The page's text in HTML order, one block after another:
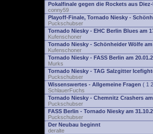
Pokalfinale gegen die Rockets aus
conny59
Playoff-Finale, Tornado Niesky -
Puckschubser
Tornado Niesky - EHC Berlin Blues am
Kufenschoner
Tornado Niesky - Schönheider Wölfe am
Kufenschoner
Tornado Niesky - FASS Berlin am
Murks
Tornado Niesky - TAG Salzgitter
Puckschubser
Wissenswertes - Allgemeine Fragen ( 1 2
SchlauerFuchs
Tornado Niesky - Chemnitz Crashers am
Puckschubser
FASS Berlin - Tornado Niesky am
Puckschubser
Der Neubau beginnt
deralte